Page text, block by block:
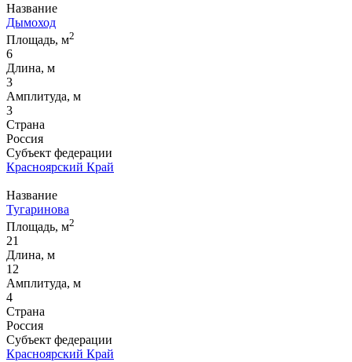
Название
Дымоход
Площадь, м2
6
Длина, м
3
Амплитуда, м
3
Страна
Россия
Субъект федерации
Красноярский Край
Название
Тугаринова
Площадь, м2
21
Длина, м
12
Амплитуда, м
4
Страна
Россия
Субъект федерации
Красноярский Край